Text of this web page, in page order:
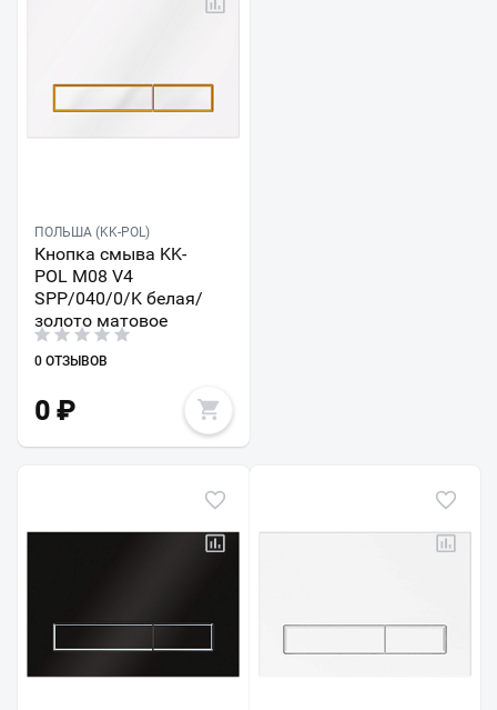
ПОЛЬША (KK-POL)
Кнопка смыва KK-
POL M08 V4
SPP/040/0/K белая/
золото матовое
0 ОТЗЫВОВ
0 ₽